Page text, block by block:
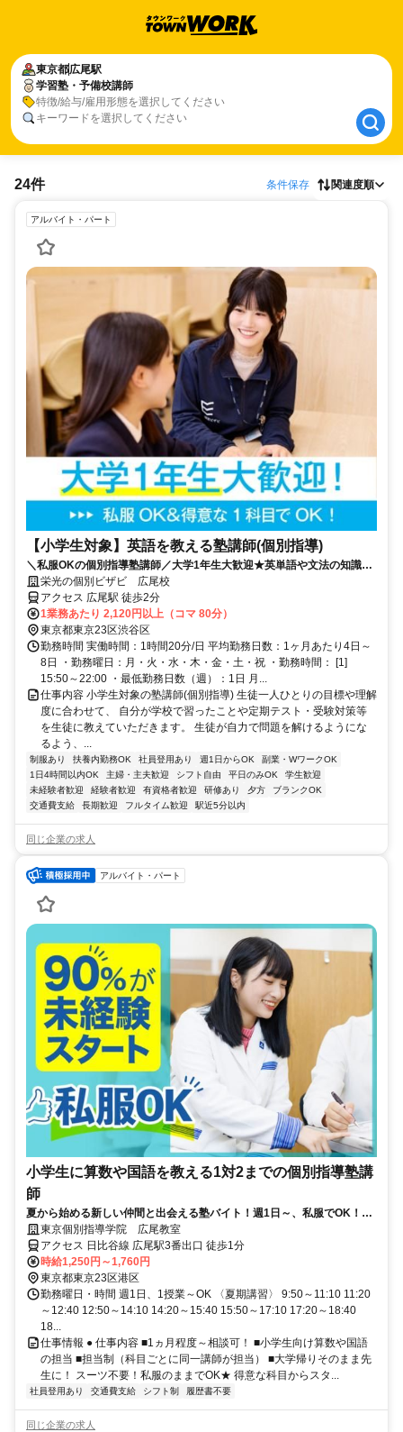
東京都広尾駅
学習塾・予備校講師
特徴/給与/雇用形態を選択してください
キーワードを選択してください
東京都広尾駅
学習塾・予備校講師
24件 条件保存 関連度順
アルバイト・パート
【小学生対象】英語を教える塾講師(個別指導)
＼私服OKの個別指導塾講師／大学1年生大歓迎★英単語や文法の知識を
活かそう♪教えることが好きな方歓迎！
栄光の個別ビザビ 広尾校
アクセス 広尾駅 徒歩2分
1業務あたり 2,120円以上（コマ 80分）
東京都東京23区渋谷区
勤務時間 実働時間：1時間20分/日 平均勤務日数：1ヶ月あたり4日～
8日 ・勤務曜日：月・火・水・木・金・土・祝 ・勤務時間： [1]
15:50～22:00 ・最低勤務日数（週）：1日 月...
仕事内容 小学生対象の塾講師(個別指導) 生徒一人ひとりの目標や理解
度に合わせて、 自分が学校で習ったことや定期テスト・受験対策等
を生徒に教えていただきます。 生徒が自力で問題を解けるようにな
るよう、...
制服あり 扶養内勤務OK 社員登用あり 週1日からOK
副業・WワークOK
1日4時間以内OK
主婦・主夫歓迎 シフト自由 平日のみOK
学生歓迎
未経験者歓迎
経験者歓迎 有資格者歓迎 研修あり 夕方
ブランクOK
交通費支給
長期歓迎 フルタイム歓迎 駅近5分以内
同じ企業の求人
アルバイト・パート
小学生に算数や国語を教える1対2までの個別指導塾講
師
夏から始める新しい仲間と出会える塾バイト！週1日～、私服でOK！テ
ストや帰省なども調整可能！
東京個別指導学院 広尾教室
アクセス 日比谷線 広尾駅3番出口 徒歩1分
時給1,250円～1,760円
東京都東京23区港区
勤務曜日・時間 週1日、1授業～OK 〈夏期講習〉 9:50～11:10 11:20
～12:40 12:50～14:10 14:20～15:40 15:50～17:10 17:20～18:40
18...
仕事情報 ● 仕事内容 ■1ヵ月程度～相談可！ ■小学生向け算数や国語
の担当 ■担当制（科目ごとに同一講師が担当） ■大学帰りそのまま先
生に！ スーツ不要！私服のままでOK★ 得意な科目からスタ...
社員登用あり 交通費支給 シフト制 履歴書不要
同じ企業の求人